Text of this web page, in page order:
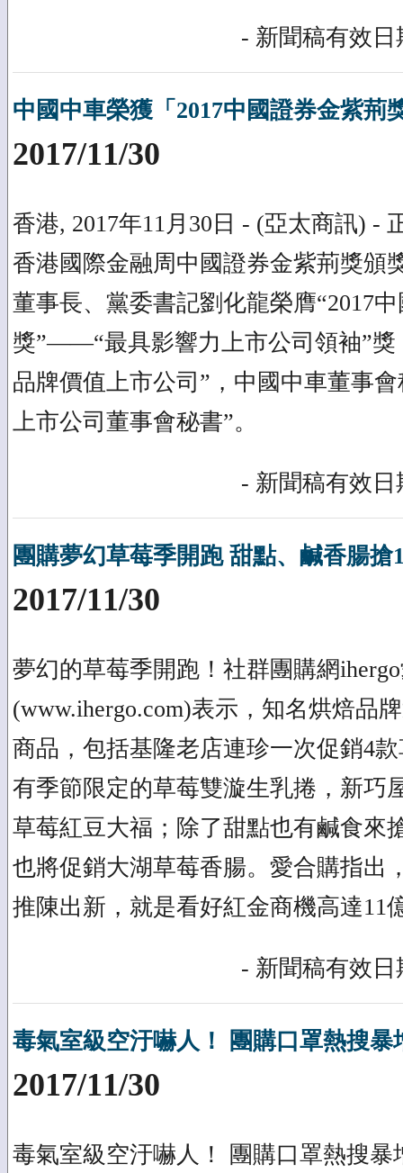
- 新聞稿有效日
中國中車榮獲「2017中國證券金紫荊
2017/11/30
香港, 2017年11月30日 - (亞太商訊) -
香港國際金融周中國證券金紫荊獎頒
董事長、黨委書記劉化龍榮膺“2017
獎”——“最具影響力上市公司領袖”獎
品牌價值上市公司”，中國中車董事
上市公司董事會秘書”。
- 新聞稿有效日
團購夢幻草莓季開跑 甜點、鹹香腸搶
2017/11/30
夢幻的草莓季開跑！社群團購網
(www.ihergo.com)表示，知名烘焙品
商品，包括基隆老店連珍一次促銷4
有季節限定的草莓雙漩生乳捲，新巧
草莓紅豆大福；除了甜點也有鹹食來
也將促銷大湖草莓香腸。愛合購指出
推陳出新，就是看好紅金商機高達11
- 新聞稿有效日
毒氣室級空汙嚇人！ 團購口罩熱搜暴
2017/11/30
毒氣室級空汙嚇人！ 團購口罩熱搜暴